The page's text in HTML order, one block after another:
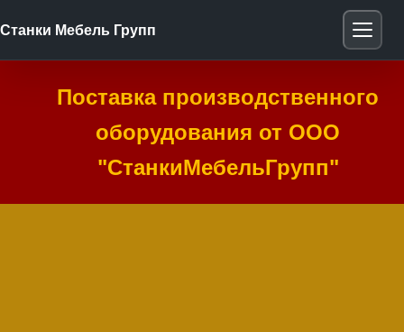
Станки Мебель Групп
Поставка производственного
оборудования от ООО
"СтанкиМебельГрупп"